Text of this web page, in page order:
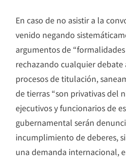
En caso de no asistir a la
venido negando
argumentos de
rechazando cualquier
procesos de titulación,
de tierras “son privativas del
ejecutivos y funcionarios de
gubernamental serán
incumplimiento de deberes,
una demanda internacional,